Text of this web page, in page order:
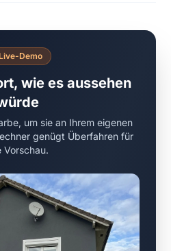
Live-Demo
wie es aussehen
um sie an Ihrem eigenen
genügt Überfahren für
Vorschau.